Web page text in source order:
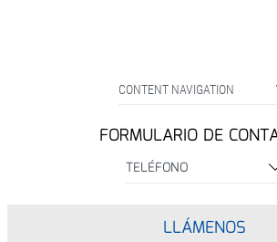
CONTENT NAVIGATION
FORMULARIO DE
TELÉFONO
LLÁMENOS